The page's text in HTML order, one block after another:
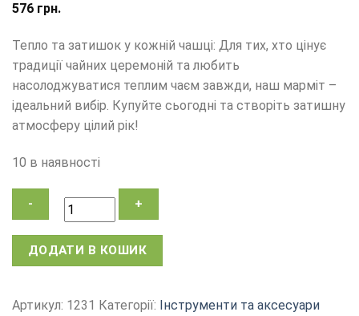
576 грн.
Тепло та затишок у кожній чашці: Для тих, хто цінує
традиції чайних церемоній та любить
насолоджуватися теплим чаєм завжди, наш марміт –
ідеальний вибір. Купуйте сьогодні та створіть затишну
атмосферу цілий рік!
10 в наявності
Марміт
чайника
ДОДАТИ В КОШИК
Артикул: 1231 Категорії: Інструменти та аксесуари